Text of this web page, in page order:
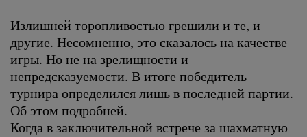
Излишней торопливостью грешили и те, и
другие. Несомненно, это сказалось на качестве
игры. Но не на зрелищности и
непредсказуемости. В итоге победитель
турнира определился лишь в последней партии.
Об этом подробней.
Когда в заключительной встрече за шахматную